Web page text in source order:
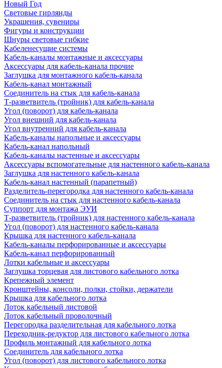
Новый Год
Световые гирлянды
Украшения, сувениры
Фигуры и конструкции
Шнуры световые гибкие
Кабеленесущие системы
Кабель-каналы монтажные и аксессуары
Аксессуары для кабель-канала прочие
Заглушка для монтажного кабель-канала
Кабель-канал монтажный
Соединитель на стык для кабель-канала
Т-разветвитель (тройник) для кабель-канала
Угол (поворот) для кабель-канала
Угол внешний для кабель-канала
Угол внутренний для кабель-канала
Кабель-каналы напольные и аксессуары
Кабель-канал напольный
Кабель-каналы настенные и аксессуары
Аксессуары вспомогательные для настенного кабель-канала
Заглушка для настенного кабель-канала
Кабель-канал настенный (парапетный)
Разделитель-перегородка для настенного кабель-канала
Соединитель на стык для настенного кабель-канала
Суппорт для монтажа ЭУИ
Т-разветвитель (тройник) для настенного кабель-канала
Угол (поворот) для настенного кабель-канала
Крышка для настенного кабель-канала
Кабель-каналы перфорированные и аксессуары
Кабель-канал перфорированный
Лотки кабельные и аксессуары
Заглушка торцевая для листового кабельного лотка
Крепежный элемент
Кронштейны, консоли, полки, стойки, держатели
Крышка для кабельного лотка
Лоток кабельный листовой
Лоток кабельный проволочный
Перегородка разделительная для кабельного лотка
Переходник-редуктор для листового кабельного лотка
Профиль монтажный для кабельного лотка
Соединитель для кабельного лотка
Угол (поворот) для листового кабельного лотка